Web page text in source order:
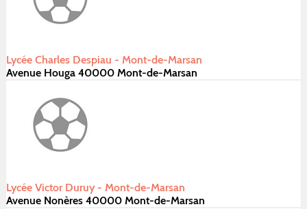
Lycée Charles Despiau - Mont-de-Marsan
Avenue Houga 40000 Mont-de-Marsan
Lycée Victor Duruy - Mont-de-Marsan
Avenue Nonères 40000 Mont-de-Marsan